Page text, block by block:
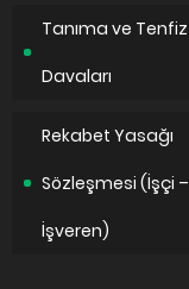
Tanıma ve Tenfiz
Davaları
Rekabet Yasağı
Sözleşmesi (İşçi –
İşveren)